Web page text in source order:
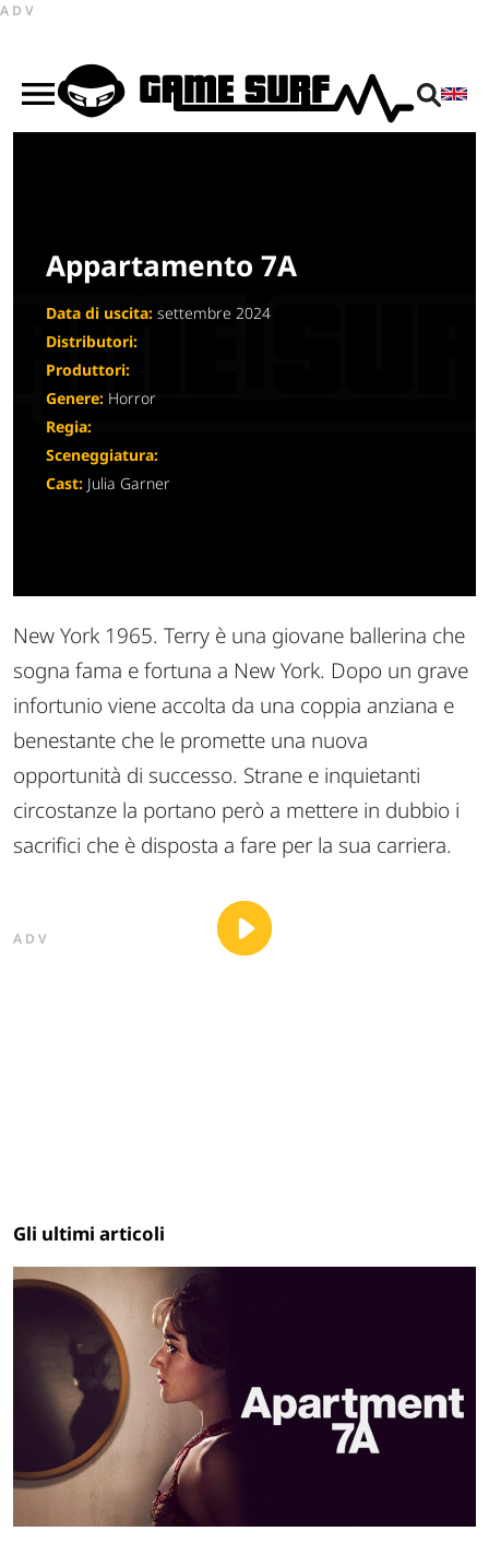
ADV
Appartamento 7A
Data di uscita: settembre 2024
Distributori:
Produttori:
Genere: Horror
Regia:
Sceneggiatura:
Cast: Julia Garner
New York 1965. Terry è una giovane ballerina che
sogna fama e fortuna a New York. Dopo un grave
infortunio viene accolta da una coppia anziana e
benestante che le promette una nuova
opportunità di successo. Strane e inquietanti
circostanze la portano però a mettere in dubbio i
sacrifici che è disposta a fare per la sua carriera.
ADV
Gli ultimi articoli